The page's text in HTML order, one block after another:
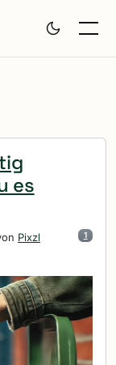
es
Pixzl 1